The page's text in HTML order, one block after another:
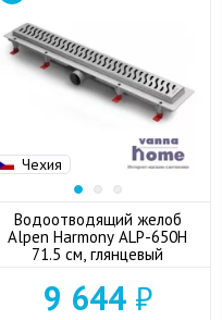
Чехия
Водоотводящий желоб
Alpen Harmony ALP-650H
71.5 см, глянцевый
9 644₽